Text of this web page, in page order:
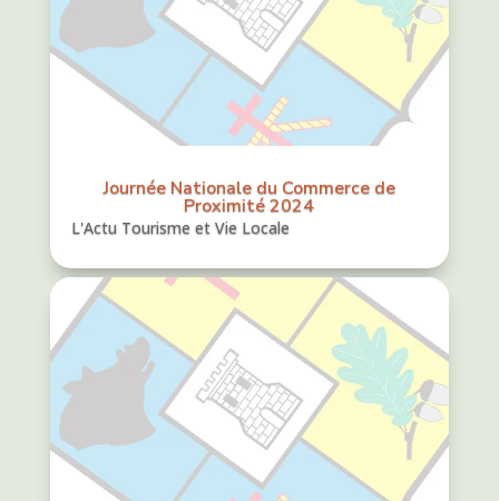
Journée Nationale du Commerce de
Proximité 2024
L'Actu Tourisme et Vie Locale